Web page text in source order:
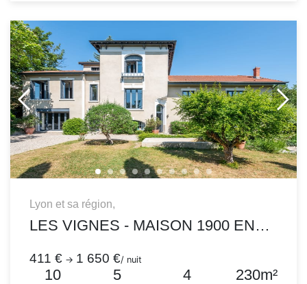
Lyon et sa région,
LES VIGNES - MAISON 1900 ENTIÈREMENT RÉNOVÉE À LA DÉCORATION CONTEMPORAINE
411 €→ 1 650 €/ nuit
10 5 4 230m²